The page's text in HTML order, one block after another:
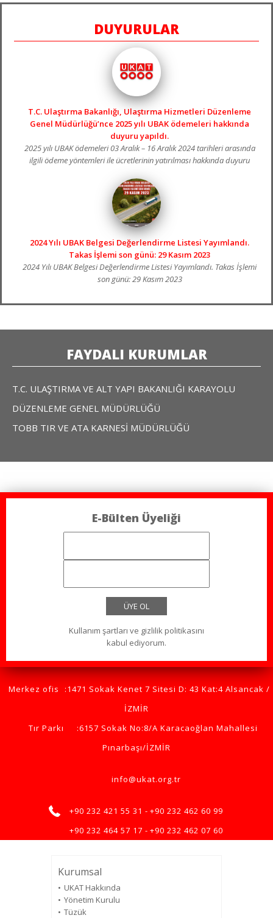
DUYURULAR
T.C. Ulaştırma Bakanlığı, Ulaştırma Hizmetleri Düzenleme
Genel Müdürlüğü’nce 2025 yılı UBAK ödemeleri hakkında
duyuru yapıldı.
2025 yılı UBAK ödemeleri 03 Aralık – 16 Aralık 2024 tarihleri arasında
ilgili ödeme yöntemleri ile ücretlerinin yatırılması hakkında duyuru
2024 Yılı UBAK Belgesi Değerlendirme Listesi Yayımlandı.
Takas İşlemi son günü: 29 Kasım 2023
2024 Yılı UBAK Belgesi Değerlendirme Listesi Yayımlandı. Takas İşlemi
son günü: 29 Kasım 2023
FAYDALI KURUMLAR
T.C. ULAŞTIRMA VE ALT YAPI BAKANLIĞI KARAYOLU
DÜZENLEME GENEL MÜDÜRLÜĞÜ
TOBB TIR VE ATA KARNESİ MÜDÜRLÜĞÜ
E-Bülten Üyeliği
ÜYE OL
Kullanım şartları ve gizlilik politikasını
kabul ediyorum.
Merkez ofis
:1471 Sokak Kenet 7 Sitesi D: 43 Kat:4 Alsancak /
İZMİR
Tır Parkı
:6157 Sokak No:8/A Karacaoğlan Mahallesi
Pınarbaşı/İZMİR
info@ukat.org.tr
+90 232 421 55 31 - +90 232 462 60 99
+90 232 464 57 17 - +90 232 462 07 60
Kurumsal
UKAT Hakkında
Yönetim Kurulu
Tüzük